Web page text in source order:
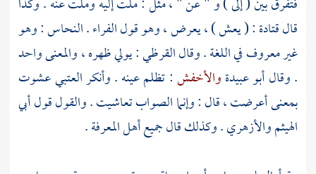
قالقتادة: ( يعش ) ، يعرض ، وهو قولالفراء.النحاس: وهو
غير معروف في اللغة . وقالالقرظي: يولي ظهره ، والمعنى واحد
. وقالأبو عبيدةوالأخفش: تظلم عينه . وأنكرالعتبيعشوت
بمعنى أعرضت ، قال : وإنما الصواب تعاشيت . والقول قولأبي
الهيثموالأزهري. وكذلك قال جميع أهل المعرفة .